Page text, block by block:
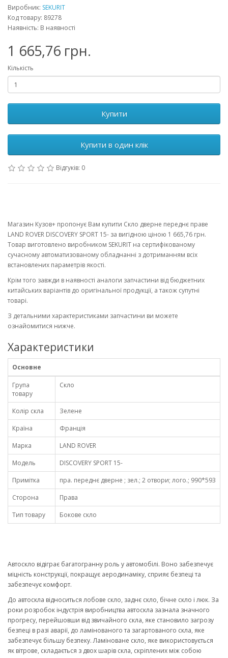
Виробник: SEKURIT
Код товару: 89278
Наявність: В наявності
1 665,76 грн.
Кількість
Купити
Купити в один клік
Відгуків: 0
Магазин Кузов+ пропонує Вам купити Скло дверне переднє праве
LAND ROVER DISCOVERY SPORT 15- за вигідною ціною 1 665,76 грн.
Товар виготовлено виробником SEKURIT на сертифікованому
сучасному автоматизованому обладнанні з дотриманням всіх
встановлених параметрів якості.
Крім того завжди в наявності аналоги запчастини від бюджетних
китайських варіантів до оригінальної продукції, а також супутні
товарі.
З детальними характеристиками запчастини ви можете
ознайомитися нижче.
Характеристики
Основне
Група
товару
Скло
Колір скла
Зелене
Країна
Франція
Марка
LAND ROVER
Модель
DISCOVERY SPORT 15-
Примітка
пра. переднє дверне ; зел.; 2 отвори; лого.; 990*593
Сторона
Права
Тип товару
Бокове скло
Автоскло відіграє багатогранну роль у автомобілі. Воно забезпечує
міцність конструкції, покращує аеродинаміку, сприяє безпеці та
забезпечує комфорт.
До автоскла відноситься лобове скло, заднє скло, бічне скло і люк. За
роки розробок індустрія виробництва автоскла зазнала значного
прогресу, перейшовши від звичайного скла, яке становило загрозу
безпеці в разі аварії, до ламінованого та загартованого скла, яке
забезпечує більшу безпеку. Ламіноване скло, яке використовується
як вітрове, складається з двох шарів скла, скріплених між собою